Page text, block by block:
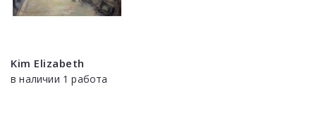
Kim Elizabeth
в наличии 1 работа